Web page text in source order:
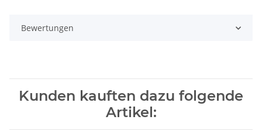
Bewertungen
Kunden kauften dazu folgende
Artikel: